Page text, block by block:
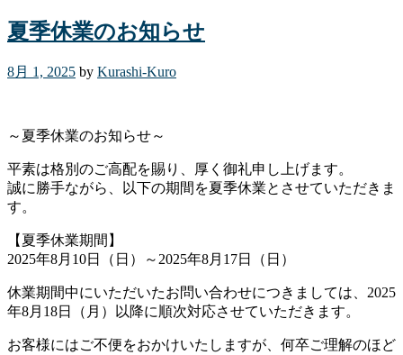
夏季休業のお知らせ
8月 1, 2025 by Kurashi-Kuro
～夏季休業のお知らせ～
平素は格別のご高配を賜り、厚く御礼申し上げます。
誠に勝手ながら、以下の期間を夏季休業とさせていただきま
す。
【夏季休業期間】
2025年8月10日（日）～2025年8月17日（日）
休業期間中にいただいたお問い合わせにつきましては、2025
年8月18日（月）以降に順次対応させていただきます。
お客様にはご不便をおかけいたしますが、何卒ご理解のほど